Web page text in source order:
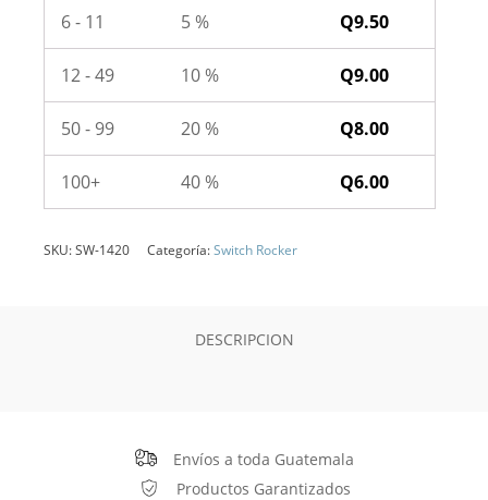
6 - 11 5 % Q9.50
12 - 49 10 % Q9.00
50 - 99 20 % Q8.00
100+ 40 % Q6.00
SKU:SW-1420 Categoría:Switch Rocker
DESCRIPCION
Envíos a toda Guatemala
Productos Garantizados